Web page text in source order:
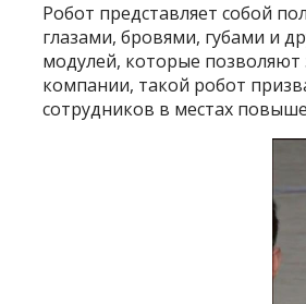
Робот представляет собой
глазами, бровями, губами и
модулей, которые
компании, такой робот
сотрудников в местах